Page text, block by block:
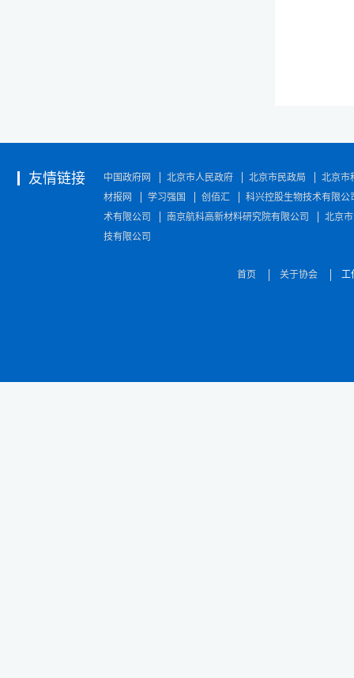
友情链接 中国政府网 北京市人民政府 北京市民政局
北京市
材报网
学习强国 创佰汇
科兴控股生物技术有限公
术有限公司
南京航科高新材料研究院有限公司
北京
技有限公司
首页 关于协会 工